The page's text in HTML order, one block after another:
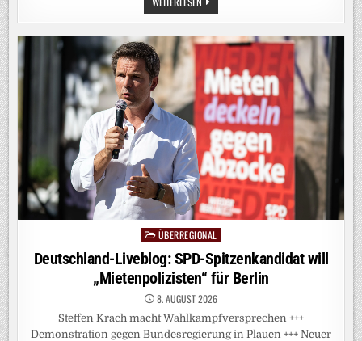
NEWS:
IN
GLAUBEN
VIELE
EINE
VERSCHWÖRUNG
Posted
in
ÜBERREGIONAL
Deutschland-Liveblog: SPD-Spitzenkandidat will
„Mietenpolizisten“ für Berlin
8. AUGUST 2026
Steffen Krach macht Wahlkampfversprechen +++
Demonstration gegen Bundesregierung in Plauen +++ Neuer